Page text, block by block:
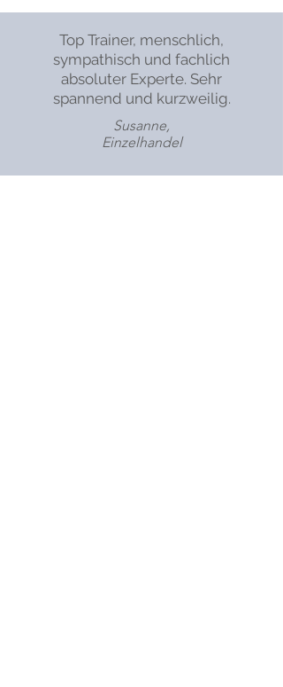
Top Trainer, menschlich,
sympathisch und fachlich
absoluter Experte. Sehr
spannend und kurzweilig.
Susanne,
Einzelhandel